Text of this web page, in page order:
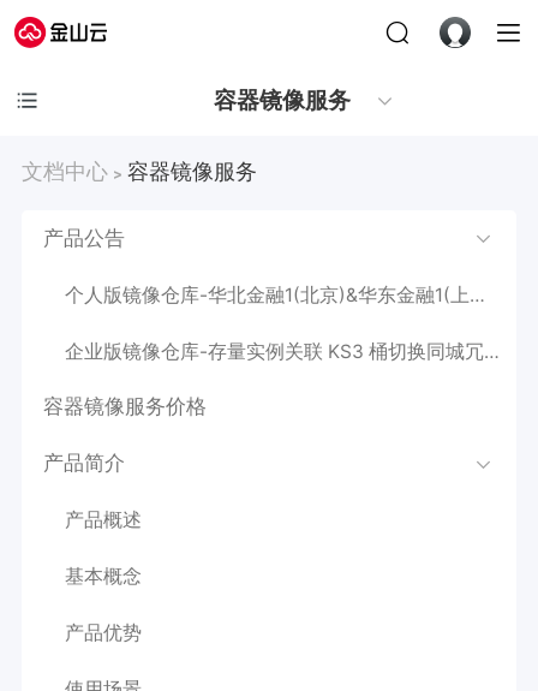
容器镜像服务
文档中心 > 容器镜像服务
产品公告
个人版镜像仓库-华北金融1(北京)&华东金融1(上海)Region下线公告
企业版镜像仓库-存量实例关联 KS3 桶切换同城冗余类型公告
容器镜像服务价格
产品简介
产品概述
基本概念
产品优势